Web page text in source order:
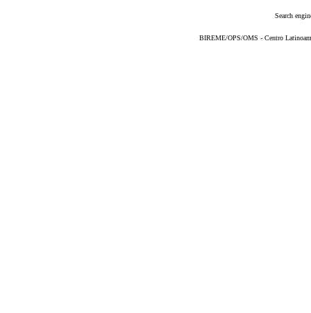
Search
BIREME/OPS/OMS - Centro